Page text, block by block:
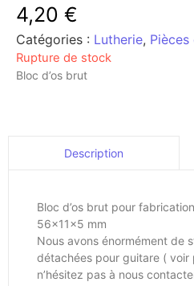
4,20 €
Catégories : Lutherie,
Rupture de stock
Bloc d’os brut
Description
Bloc d’os brut pour
56x11x5 mm
Nous avons énormément de
détachées pour guitare ( voir
n’hésitez pas à nous